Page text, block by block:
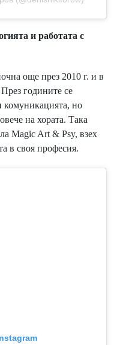
и работата с
още през 2010 г. и в
годините се
комуникацията, но
на хората. Така
Magic Art & Psy, взех
в своя професия.